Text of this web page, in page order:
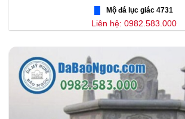
Mộ đá lục giác 4731
Liên hệ: 0982.583.000